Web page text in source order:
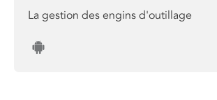
La gestion des engins d'outillage